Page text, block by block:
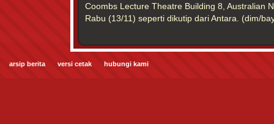
Coombs Lecture Theatre Building 8, Australian
Rabu (13/11) seperti dikutip dari Antara. (dim/
arsip berita versi cetak hubungi kami